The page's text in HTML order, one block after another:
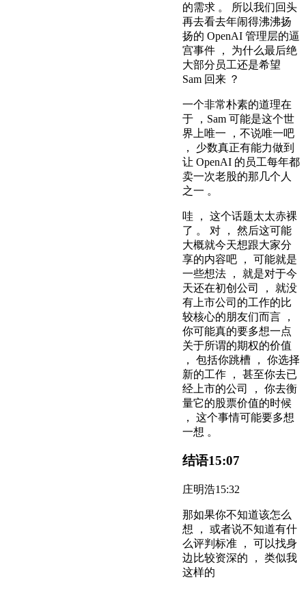
的需求 。 所以我们回头
再去看去年闹得沸沸扬
扬的 OpenAI 管理层的逼
宫事件 ， 为什么最后绝
大部分员工还是希望
Sam 回来 ？
一个非常朴素的道理在
于 ，Sam 可能是这个世
界上唯一 ，不说唯一吧
， 少数真正有能力做到
让 OpenAI 的员工每年都
卖一次老股的那几个人
之一 。
哇 ， 这个话题太太赤裸
了 。 对 ， 然后这可能
大概就今天想跟大家分
享的内容吧 ， 可能就是
一些想法 ， 就是对于今
天还在初创公司 ， 就没
有上市公司的工作的比
较核心的朋友们而言 ，
你可能真的要多想一点
关于所谓的期权的价值
， 包括你跳槽 ， 你选择
新的工作 ， 甚至你去已
经上市的公司 ， 你去衡
量它的股票价值的时候
， 这个事情可能要多想
一想 。
结语15:07
庄明浩15:32
那如果你不知道该怎么
想 ， 或者说不知道有什
么评判标准 ， 可以找身
边比较资深的 ， 类似我
这样的